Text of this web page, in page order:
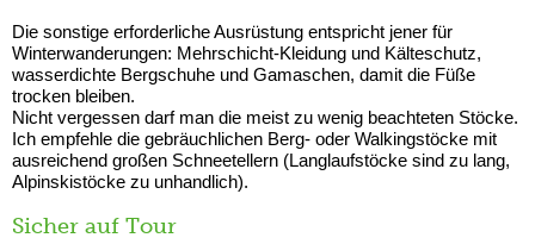
Die sonstige erforderliche Ausrüstung entspricht jener für
Winterwanderungen: Mehrschicht-Kleidung und Kälteschutz,
wasserdichte Bergschuhe und Gamaschen, damit die Füße
trocken bleiben.
Nicht vergessen darf man die meist zu wenig beachteten Stöcke.
Ich empfehle die gebräuchlichen Berg- oder Walkingstöcke mit
ausreichend großen Schneetellern (Langlaufstöcke sind zu lang,
Alpinskistöcke zu unhandlich).
Sicher auf Tour